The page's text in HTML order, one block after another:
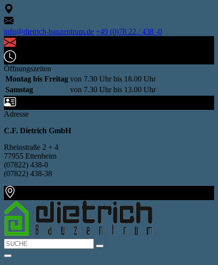
info@dietrich-bauzentrum.de +49 (0)78 22 / 438 -0
Öffnungszeiten
Montag bis Freitag von 7.30 Uhr bis 18.00 Uhr
Samstag
von 7.30 Uhr bis 13.00 Uhr
Adresse
C.F. Dietrich GmbH
Rheinstraße 2 + 4
77955 Ettenheim
(07822) 438-0
(07822) 438-38